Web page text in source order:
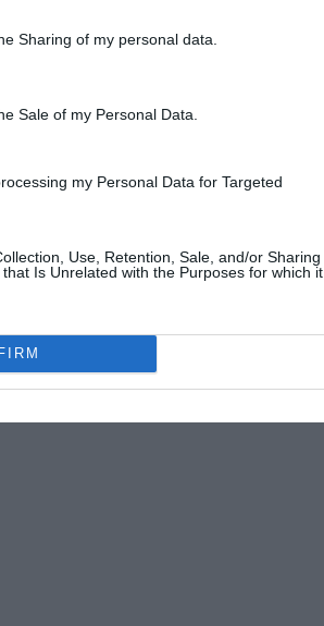
Sharing of my personal data.
Sale of my Personal Data.
my Personal Data for Targeted
Use, Retention, Sale, and/or Sharing
Is Unrelated with the Purposes for which it